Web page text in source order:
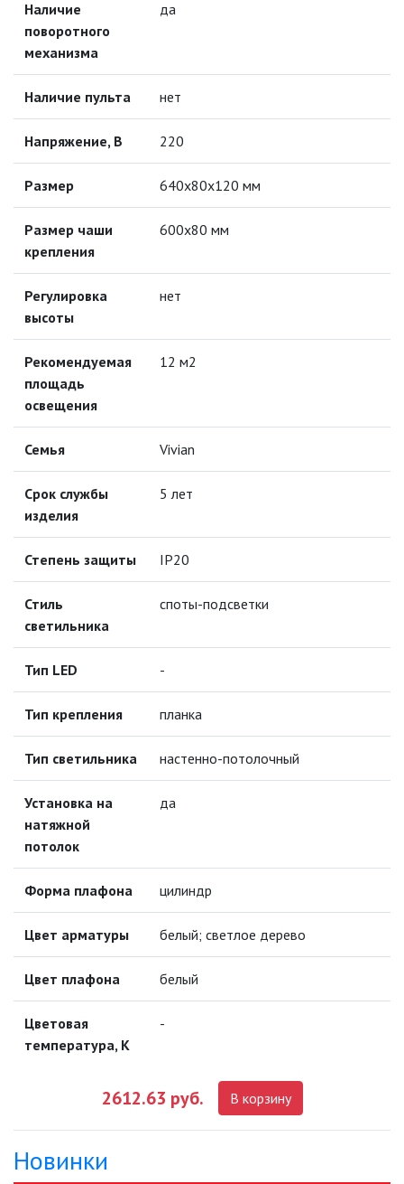
ПОРТАТИВНЫЕ СОЛНЕЧНЫЕ
ПРОТИВОМОСКИТНЫЕ ЛАМПЫ
РАЗЪЁМЫ, ПЕРЕХОДНИКИ, ТВ
СЕТЕВЫЕ ФИЛЬТРЫ, СИЛОВЫЕ
СИСТЕМЫ ПОЛИВА
ФОНТАНЫ
ЭЛЕКТРОЗВОНКИ И АКСЕССУАРЫ
ЭЛЕКТРОУСТАНОВОЧНЫЕ
ЭЛЕМЕНТЫ ПИТАНИЯ
ОПЛАТА И ДОСТАВКА
ЗАДАТЬ ВОПРОС
Наличие
поворотного
механизма
да
Наличие пульта нет
Напряжение, В 220
Размеp 640х80х120 мм
Размер чаши
крепления
600х80 мм
Регулировка
высоты
нет
Рекомендуемая
площадь
освещения
12 м2
Семья Vivian
Срок службы
изделия
5 лет
Степень защиты IP20
Стиль
светильника
споты-подсветки
Тип LED -
Тип крепления планка
Тип светильника настенно-потолочный
Установка на
натяжной
потолок
да
Форма плафона цилиндр
Цвет арматуры белый; светлое дерево
Цвет плафона белый
Цветовая
температура, К
-
2612.63 руб. В корзину
Новинки